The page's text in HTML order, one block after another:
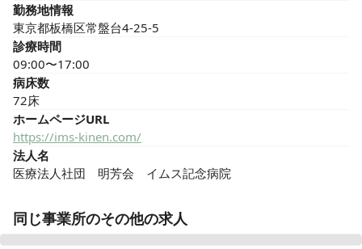
勤務地情報
東京都板橋区常盤台4-25-5
診療時間
09:00〜17:00
病床数
72床
ホームページURL
https://ims-kinen.com/
法人名
医療法人社団　明芳会　イムス記念病院
同じ事業所のその他の求人